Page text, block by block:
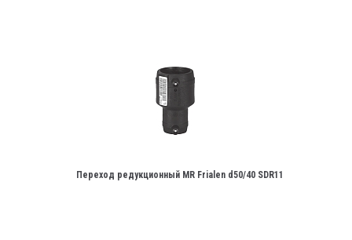
Переход редукционный MR Frialen d50/40 SDR11